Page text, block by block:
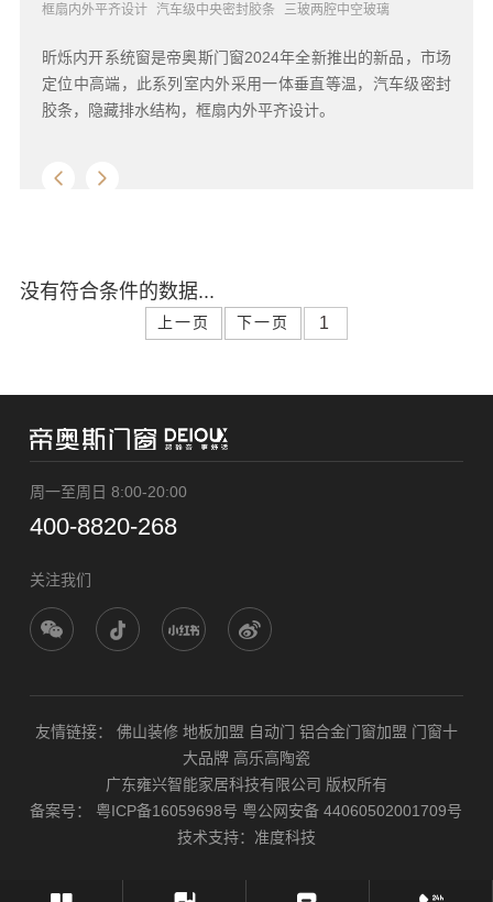
框扇内外平齐设计 汽车级中央密封胶条 三玻两腔中空玻璃
昕烁内开系统窗是帝奥斯门窗2024年全新推出的新品，市场
定位中高端，此系列室内外采用一体垂直等温，汽车级密封
胶条，隐藏排水结构，框扇内外平齐设计。
没有符合条件的数据...
上一页 下一页
周一至周日 8:00-20:00
400-8820-268
关注我们
友情链接： 佛山装修 地板加盟 自动门 铝合金门窗加盟 门窗十
大品牌 高乐高陶瓷
广东雍兴智能家居科技有限公司 版权所有
备案号： 粤ICP备16059698号 粤公网安备 44060502001709号
技术支持： 准度科技